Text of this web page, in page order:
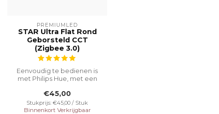
PREMIUMLED
STAR Ultra Flat Rond
Geborsteld CCT
(Zigbee 3.0)
Eenvoudig te bedienen is
met Philips Hue, met een
23 m...
€45,00
Stukprijs: €45,00 / Stuk
Binnenkort Verkrijgbaar